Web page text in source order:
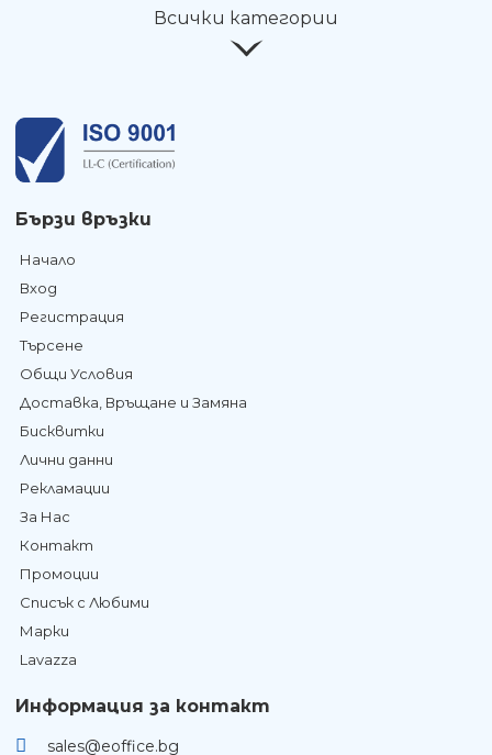
Всички категории
Бързи връзки
Начало
Вход
Регистрация
Търсене
Общи Условия
Доставка, Връщане и Замяна
Бисквитки
Лични данни
Рекламации
За Нас
Контакт
Промоции
Списък с Любими
Марки
Lavazza
Информация за контакт
sales@eoffice.bg